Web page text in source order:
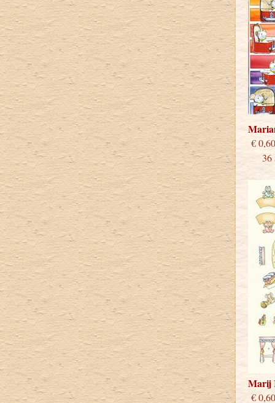
36
Marij